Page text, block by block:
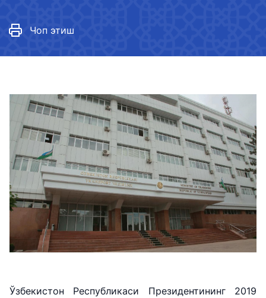
Чоп этиш
Ўзбекистон Республикаси Президентининг 2019